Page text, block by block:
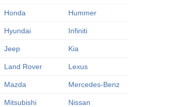
Honda Hummer
Hyundai Infiniti
Jeep Kia
Land Rover Lexus
Mazda Mercedes-Benz
Mitsubishi Nissan